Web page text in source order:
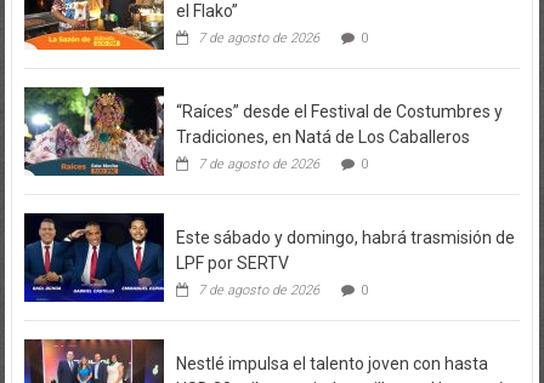
el Flako”
7 de agosto de 2026 0
“Raíces” desde el Festival de Costumbres y
Tradiciones, en Natá de Los Caballeros
7 de agosto de 2026 0
Este sábado y domingo, habrá trasmisión de
LPF por SERTV
7 de agosto de 2026 0
Nestlé impulsa el talento joven con hasta